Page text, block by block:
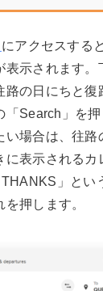
にアクセスする
表示されます。
路の日にちと復
「Search」を
い場合は、往
に表示されるカ
THANKS」とい
押します。